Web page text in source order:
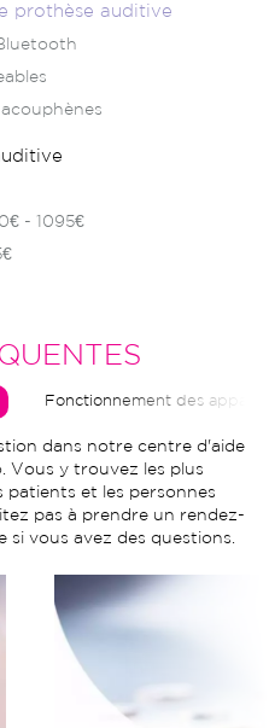
prothèse auditive
- 1095€
Fonctionnement des
dans notre centre d'aide
Vous y trouvez les plus
et les personnes
pas à prendre un rendez-
si vous avez des questions.